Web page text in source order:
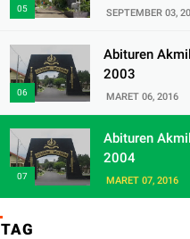
Satuan Yonif
SEPTEMBER 03,
Abituren Akmil
2003
MARET 06, 2016
Abituren Akmil
2004
MARET 07, 2016
TAG